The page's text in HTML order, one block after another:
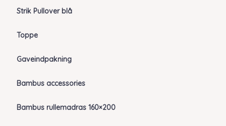
Strik Pullover blå
Toppe
Gaveindpakning
Bambus accessories
Bambus rullemadras 160×200